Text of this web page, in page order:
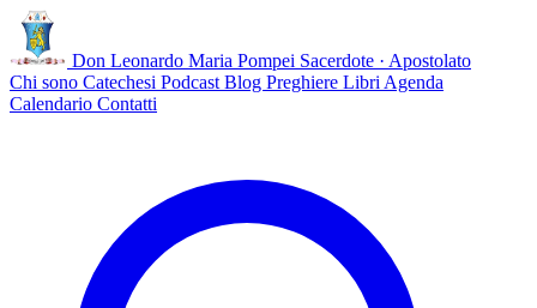
Don Leonardo Maria Pompei Sacerdote · Apostolato
Chi sono Catechesi Podcast Blog Preghiere Libri Agenda
Calendario Contatti